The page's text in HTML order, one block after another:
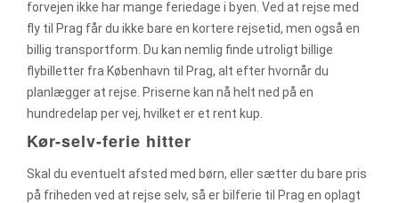
forvejen ikke har mange feriedage i byen. Ved at rejse med
fly til Prag får du ikke bare en kortere rejsetid, men også en
billig transportform. Du kan nemlig finde utroligt billige
flybilletter fra København til Prag, alt efter hvornår du
planlægger at rejse. Priserne kan nå helt ned på en
hundredelap per vej, hvilket er et rent kup.
Kør-selv-ferie hitter
Skal du eventuelt afsted med børn, eller sætter du bare pris
på friheden ved at rejse selv, så er bilferie til Prag en oplagt